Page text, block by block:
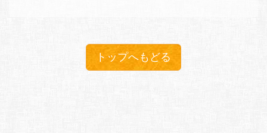
トップへもどる